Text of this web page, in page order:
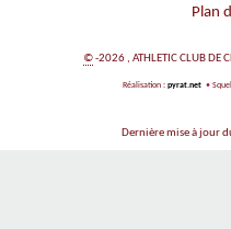
Plan
©-2026 , ATHLETIC CLUB DE
Réalisation : pyrat.net •
Dernière mise à jour